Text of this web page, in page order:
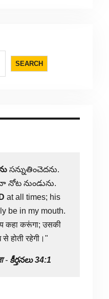
SEARCH
సన్నుతించెదను.
నోట నుండును.
at all times; his
be in my mouth.
कहा करूंगा; उसकी
से होती रहेगी।"
- కీర్తనలు 34:1